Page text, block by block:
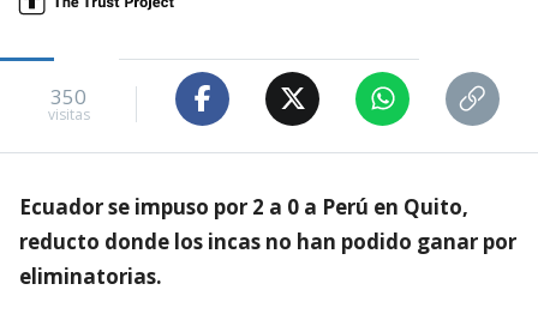
350
visitas
Ecuador se impuso por 2 a 0 a Perú en Quito,
reducto donde los incas no han podido ganar por
eliminatorias.